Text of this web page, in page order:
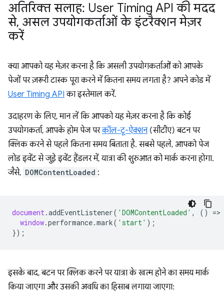
अतिरिक्त सलाह: User Timing API की मदद
से, असल उपयोगकर्ताओं के इंटरैक्शन मेज़र
करें
क्या आपको यह मेज़र करना है कि असली उपयोगकर्ताओं को आपके
पेजों पर ज़रूरी टास्क पूरा करने में कितना समय लगता है? अपने कोड में
User Timing API का इस्तेमाल करें.
उदाहरण के लिए, मान लें कि आपको यह मेज़र करना है कि कोई
उपयोगकर्ता, आपके होम पेज परकॉल-टू-ऐक्शन(सीटीए) बटन पर
क्लिक करने से पहले कितना समय बिताता है. सबसे पहले, आपको पेज
लोड इवेंट से जुड़े इवेंट हैंडलर में, यात्रा की शुरुआत को मार्क करना होगा.
जैसे, DOMContentLoaded :
document.addEventListener( 'DOMContentLoaded' , () =>
window.performance.mark( 'start' );
});
इसके बाद, बटन पर क्लिक करने पर यात्रा के खत्म होने का समय मार्क
किया जाएगा और उसकी अवधि का हिसाब लगाया जाएगा: